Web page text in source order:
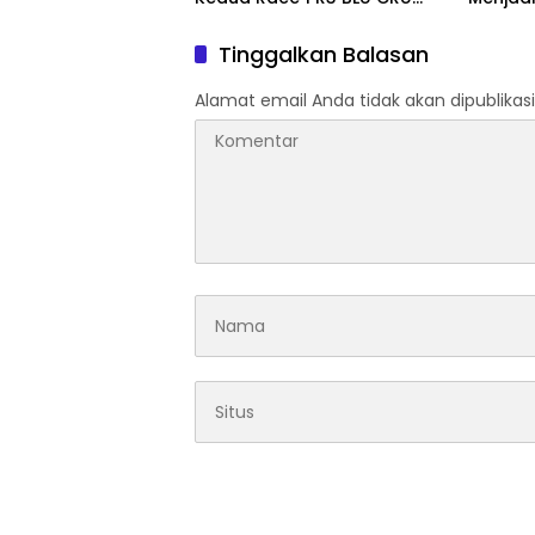
Tinggalkan Balasan
Alamat email Anda tidak akan